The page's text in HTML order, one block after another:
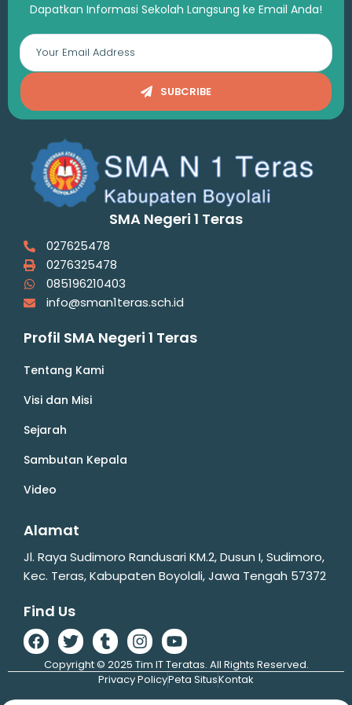
Dapatkan Informasi Sekolah Langsung ke Email Anda!
SUBCRIBE
SMA Negeri 1 Teras
027625478
0276325478
085196210403
info@sman1teras.sch.id
Profil SMA Negeri 1 Teras
Tentang Kami
Visi dan Misi
Sejarah
Sambutan Kepala
Video
Alamat
Jl. Raya Sudimoro Randusari KM.2, Dusun I, Sudimoro,
Kec. Teras, Kabupaten Boyolali, Jawa Tengah 57372
Find Us
Copyright © 2025 Tim IT Teratas. All Rights Reserved.
Privacy PolicyPeta SitusKontak